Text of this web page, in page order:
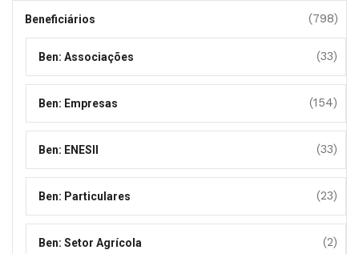
Beneficiários (798)
Ben: Associações (33)
Ben: Empresas (154)
Ben: ENESII (33)
Ben: Particulares (23)
Ben: Setor Agrícola (2)